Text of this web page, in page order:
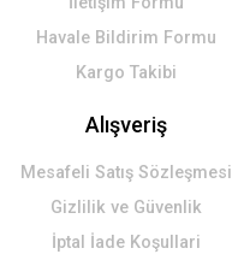
Havale Bildirim Formu
Kargo Takibi
Alışveriş
Mesafeli Satış Sözleşmesi
Gizlilik ve Güvenlik
İptal İade Koşullari